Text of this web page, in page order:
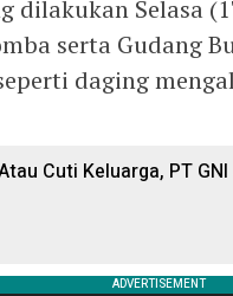
dilakukan Selasa
serta Gudang
daging
Cuti Keluarga, PT